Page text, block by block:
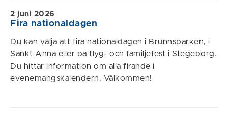
Fira nationaldagen
2 juni 2026
Du kan välja att fira nationaldagen i Brunnsparken, i
Sankt Anna eller på flyg- och familjefest i Stegeborg.
Du hittar information om alla firande i
evenemangskalendern. Välkommen!